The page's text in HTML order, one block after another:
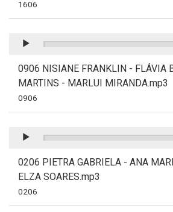
1606
0906 NISIANE FRANKLIN - FLÁVIA
MARTINS - MARLUI MIRANDA.mp3
0906
0206 PIETRA GABRIELA - ANA
ELZA SOARES.mp3
0206